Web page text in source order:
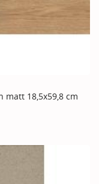
matt 18,5x59,8 cm